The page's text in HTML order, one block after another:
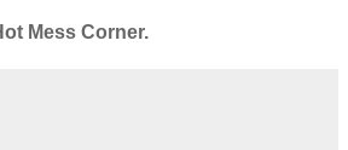
Mess Corner.